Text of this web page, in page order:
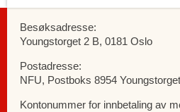
Besøksadresse:
Youngstorget 2 B, 0181 Oslo
Postadresse:
NFU, Postboks 8954
Kontonummer for innbetaling av